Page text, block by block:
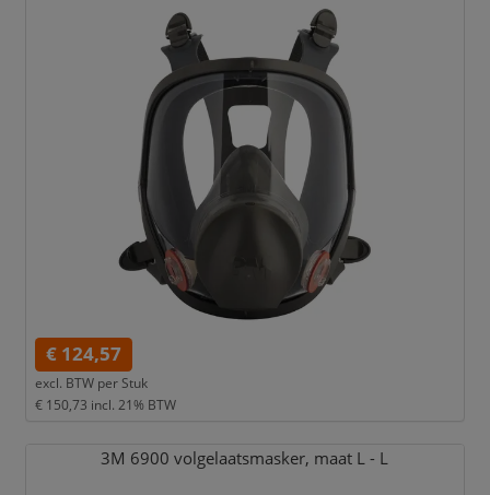
€ 124,57
excl. BTW per Stuk
€ 150,73 incl. 21% BTW
3M 6900 volgelaatsmasker, maat L - L